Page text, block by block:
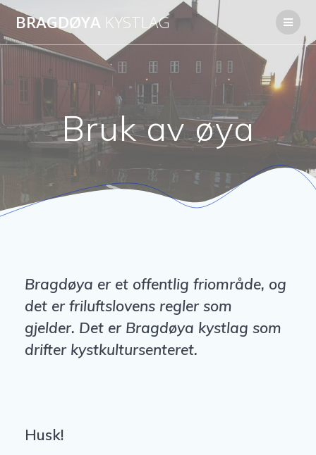
Skip
to
BRAGDØYA KYSTLAG
Bruk av øya
Bragdøya er et offentlig friområde, og
det er friluftslovens regler som
gjelder. Det er Bragdøya kystlag som
drifter kystkultursenteret.
Husk!